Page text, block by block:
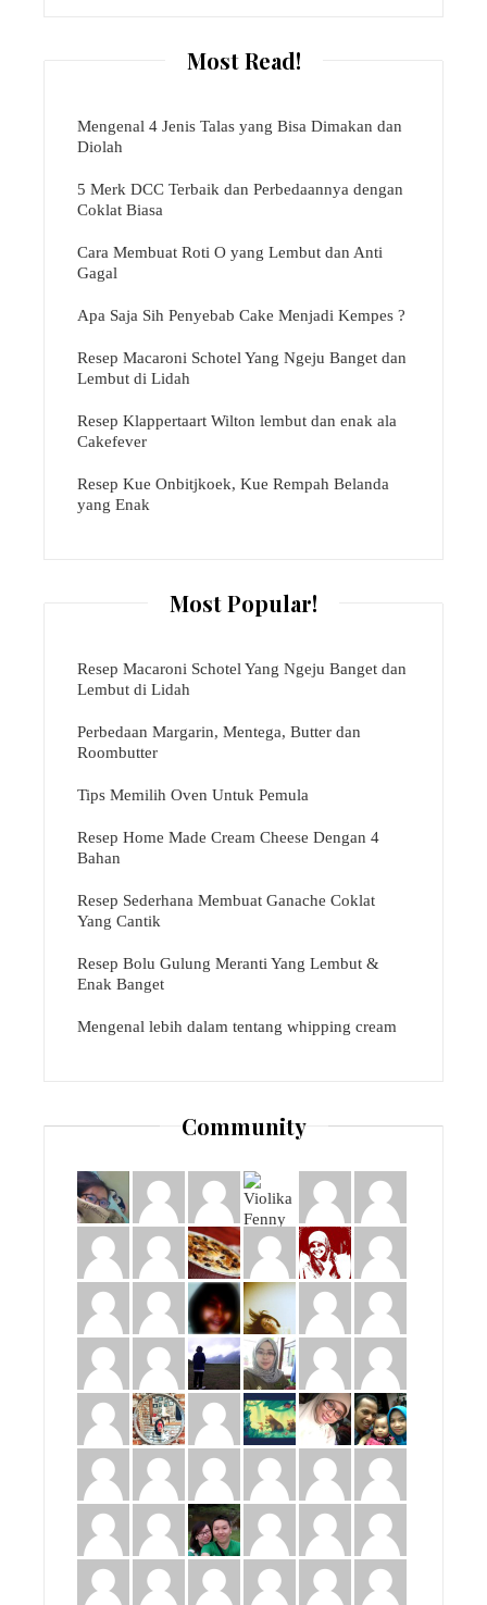
Most Read!
Mengenal 4 Jenis Talas yang Bisa Dimakan dan
Diolah
5 Merk DCC Terbaik dan Perbedaannya dengan
Coklat Biasa
Cara Membuat Roti O yang Lembut dan Anti
Gagal
Apa Saja Sih Penyebab Cake Menjadi Kempes ?
Resep Macaroni Schotel Yang Ngeju Banget dan
Lembut di Lidah
Resep Klappertaart Wilton lembut dan enak ala
Cakefever
Resep Kue Onbitjkoek, Kue Rempah Belanda
yang Enak
Most Popular!
Resep Macaroni Schotel Yang Ngeju Banget dan
Lembut di Lidah
Perbedaan Margarin, Mentega, Butter dan
Roombutter
Tips Memilih Oven Untuk Pemula
Resep Home Made Cream Cheese Dengan 4
Bahan
Resep Sederhana Membuat Ganache Coklat
Yang Cantik
Resep Bolu Gulung Meranti Yang Lembut &
Enak Banget
Mengenal lebih dalam tentang whipping cream
Community